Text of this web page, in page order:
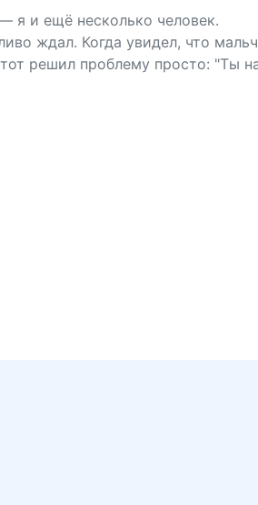
я и ещё несколько человек.
ждал. Когда увидел, что
решил проблему просто: "Ты